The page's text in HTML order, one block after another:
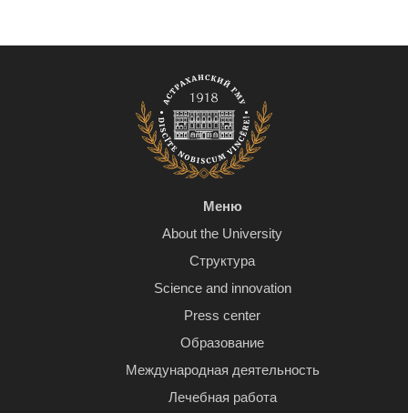
Меню
About the University
Структура
Science and innovation
Press center
Образование
Международная деятельность
Лечебная работа